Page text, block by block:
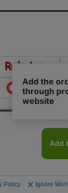
特定商取引法に関す